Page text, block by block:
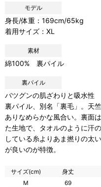
モデル
身長/体重：169cm/65kg
着用サイズ：XL
素材
綿100% 裏パイル
裏パイル
バツグンの肌ざわりと吸水性
裏パイル、別名「裏毛」。天
ありなめらかな風合い。裏面
た生地で、タオルのように汗
している糸よりあま撚りの太
が良いのが特徴。
サイズ(cm) 身丈
M
69